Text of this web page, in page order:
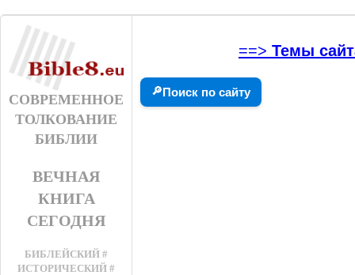
СОВРЕМЕННОЕ
ТОЛКОВАНИЕ
БИБЛИИ
ВЕЧНАЯ
КНИГА
СЕГОДНЯ
БИБЛЕЙСКИЙ #
ИСТОРИЧЕСКИЙ #
==> Темы
🔎Поиск по сайту